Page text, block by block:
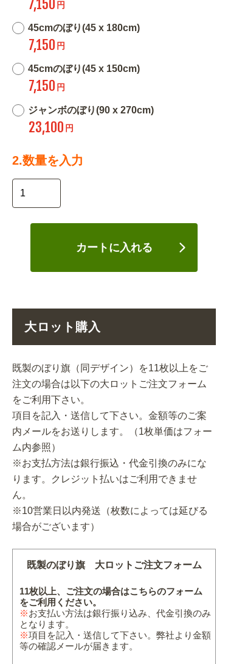
7,150 円
45cmのぼり(45 x 180cm)
7,150 円
45cmのぼり(45 x 150cm)
7,150 円
ジャンボのぼり(90 x 270cm)
23,100 円
2.数量を入力
カートに入れる
大ロット購入
既製のぼり旗（同デザイン）を11枚以上をご
注文の場合は以下の大ロットご注文フォーム
をご利用下さい。
項目を記入・送信して下さい。金額等のご案
内メールをお送りします。（1枚単価はフォー
ム内参照）
※お支払方法は銀行振込・代金引換のみにな
ります。クレジット払いはご利用できませ
ん。
※10営業日以内発送（枚数によっては延びる
場合がございます）